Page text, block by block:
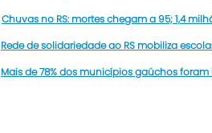
Chuvas no RS: mortes chegam a 95; 1,4
Rede de solidariedade ao RS mobiliza
Mais de 78% dos municípios gaúchos